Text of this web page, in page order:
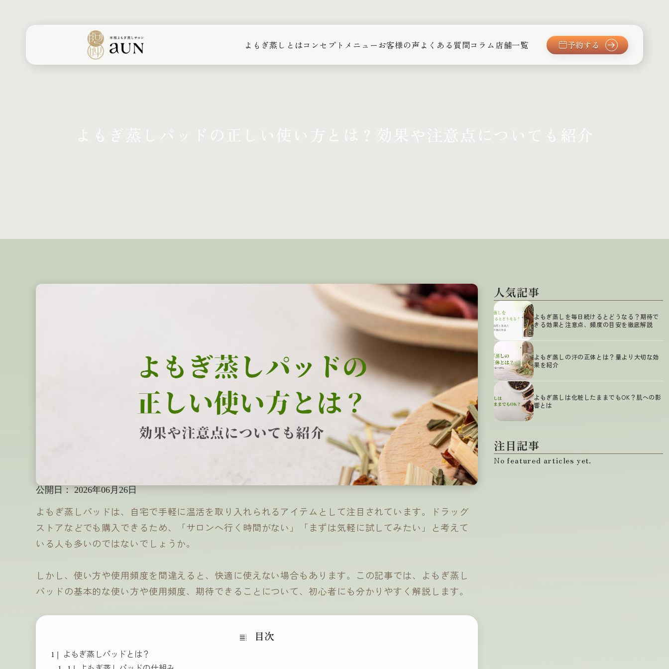
よもぎ蒸しとはコンセプト メニューお客様の声よくある質問コラム 店舗一覧 予約する
公開日： 2026年06月26日
よもぎ蒸しパッドは、自宅で手軽に温活を取り入れられるアイテムとして注目されています。ドラッグ
ストアなどでも購入できるため、「サロンへ行く時間がない」「まずは気軽に試してみたい」と考えて
いる人も多いのではないでしょうか。
しかし、使い方や使用頻度を間違えると、快適に使えない場合もあります。この記事では、よもぎ蒸し
パッドの基本的な使い方や使用頻度、期待できることについて、初心者にも分かりやすく解説します。
よもぎ蒸しパッドとは？
人気記事
よもぎ蒸しを毎日続けるとどうなる？期待で
きる効果と注意点、頻度の目安を徹底解説
よもぎ蒸しの汗の正体とは？量より大切な効
果を紹介
よもぎ蒸しは化粧したままでもOK？肌への影
響とは
注目記事
No featured articles yet.